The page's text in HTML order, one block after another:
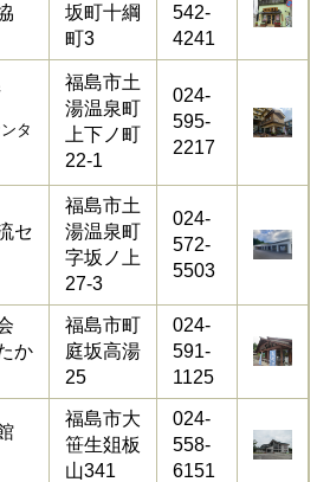
坂町十綱
町3
542-
4241
タ
福島市土
湯温泉町
上下ノ町
22-1
024-
595-
2217
セ
福島市土
湯温泉町
字坂ノ上
27-3
024-
572-
5503
か
福島市町
庭坂高湯
25
024-
591-
1125
福島市大
笹生爼板
山341
024-
558-
6151